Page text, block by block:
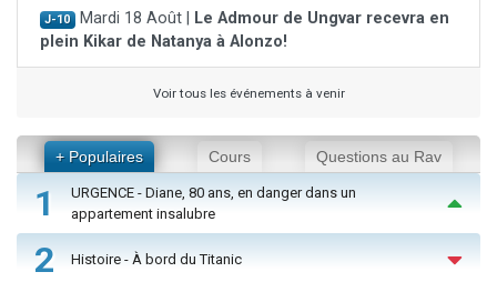
J-10 Mardi 18 Août |
Le Admour de Ungvar recevra en
plein Kikar de Natanya à Alonzo!
Voir tous les événements à venir
+ Populaires Cours Questions au Rav
1
URGENCE - Diane, 80 ans, en danger dans un
appartement insalubre
2 Histoire - À bord du Titanic